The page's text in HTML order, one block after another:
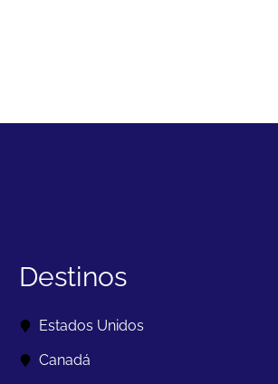
Destinos
Estados Unidos
Canadá